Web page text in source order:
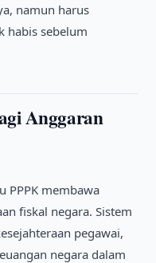
namun harus
habis sebelum
Anggaran
PPPK membawa
fiskal negara. Sistem
pegawai,
negara dalam